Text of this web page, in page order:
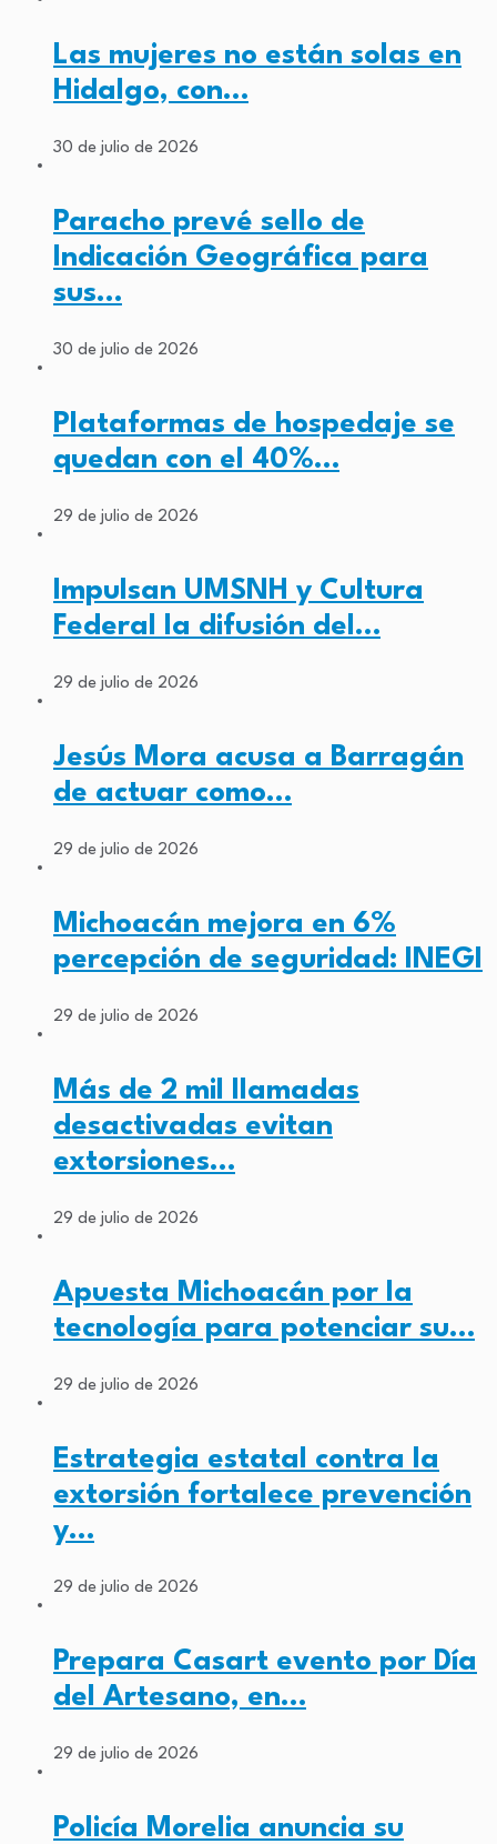
Las mujeres no están solas en
Hidalgo, con…
30 de julio de 2026
Paracho prevé sello de
Indicación Geográfica para
sus…
30 de julio de 2026
Plataformas de hospedaje se
quedan con el 40%…
29 de julio de 2026
Impulsan UMSNH y Cultura
Federal la difusión del…
29 de julio de 2026
Jesús Mora acusa a Barragán
de actuar como…
29 de julio de 2026
Michoacán mejora en 6%
percepción de seguridad: INEGI
29 de julio de 2026
Más de 2 mil llamadas
desactivadas evitan
extorsiones…
29 de julio de 2026
Apuesta Michoacán por la
tecnología para potenciar su…
29 de julio de 2026
Estrategia estatal contra la
extorsión fortalece prevención
y…
29 de julio de 2026
Prepara Casart evento por Día
del Artesano, en…
29 de julio de 2026
Policía Morelia anuncia su